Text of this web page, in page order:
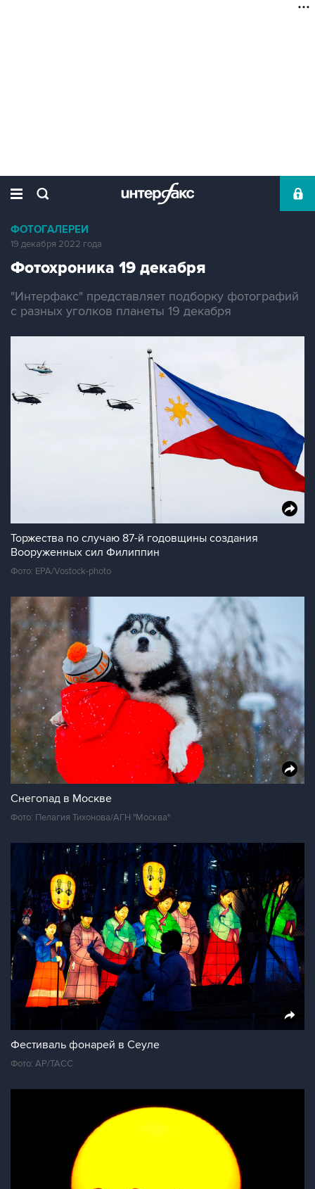
ФОТОГАЛЕРЕИ
19 декабря 2022 года
Фотохроника 19 декабря
"Интерфакс" представляет подборку фотографий
с разных уголков планеты 19 декабря
Торжества по случаю 87-й годовщины создания
Вооруженных сил Филиппин
Фото: EPA/Vostock-photo
Снегопад в Москве
Фото: Пелагия Тихонова/АГН "Москва"
Фестиваль фонарей в Сеуле
Фото: AP/ТАСС